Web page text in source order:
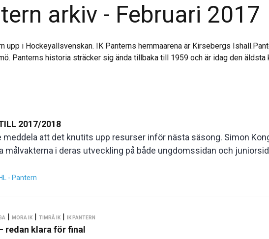
arkiv - Februari 2017
upp i Hockeyallsvenskan. IK Panterns hemmaarena är Kirsebergs
Panterns historia sträcker sig ända tillbaka till 1959 och är idag den äldsta
2017/2018
meddela att det knutits upp resurser inför nästa säsong. Simon
målvakterna i deras utveckling på både ungdomssidan och
- Pantern
| MORA IK | TIMRÅ IK | IK PANTERN
redan klara för final